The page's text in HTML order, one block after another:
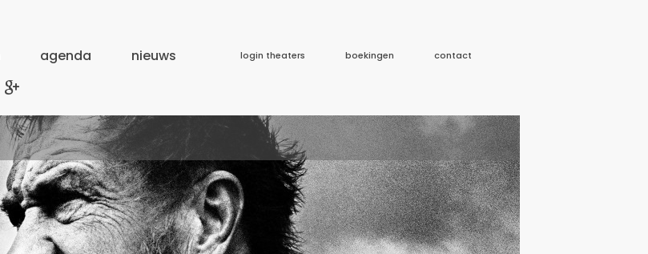
agenda nieuws login theaters boekingen contact
